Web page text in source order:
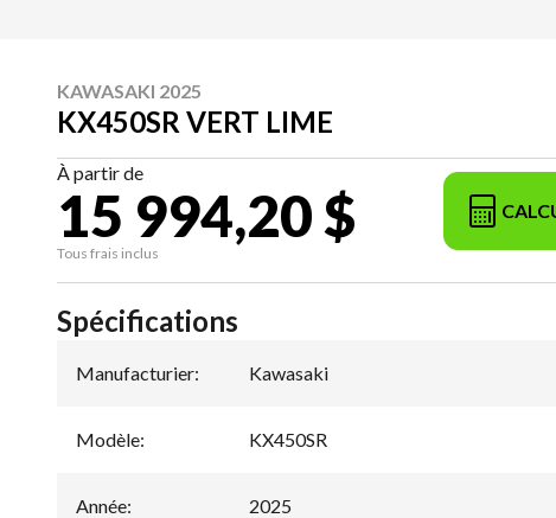
KAWASAKI 2025
KX450SR VERT LIME
À partir de
15 994,20 $
Tous frais inclus
Spécifications
Manufacturier: Kawasaki
Modèle: KX450SR
Année: 2025